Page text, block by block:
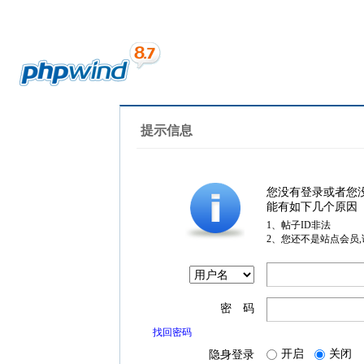
提示信息
您没有登录或者您
能有如下几个原因
1、帖子ID非法
2、您还不是站点会员
密 码
找回密码
隐身登录 开启 关闭